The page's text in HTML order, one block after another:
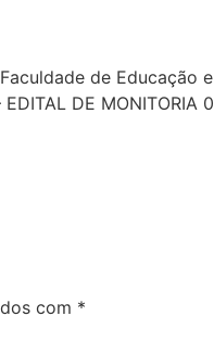
de Educação
DE MONITORIA
com *